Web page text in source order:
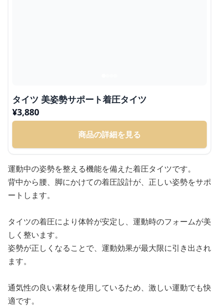
タイツ 美姿勢サポート着圧タイツ
¥3,880
商品の詳細を見る
運動中の姿勢を整える機能を備えた着圧タイツです。
背中から腰、脚にかけての着圧設計が、正しい姿勢をサポ
ートします。
タイツの着圧により体幹が安定し、運動時のフォームが美
しく整います。
姿勢が正しくなることで、運動効果が最大限に引き出され
ます。
通気性の良い素材を使用しているため、激しい運動でも快
適です。